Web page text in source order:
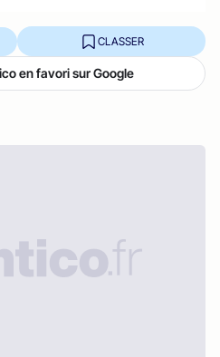
CLASSER
en favori sur Google